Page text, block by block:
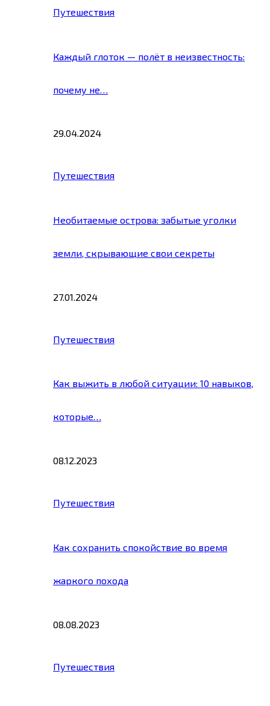
Путешествия
Каждый глоток — полёт в неизвестность:
почему не…
29.04.2024
Путешествия
Необитаемые острова: забытые уголки
земли, скрывающие свои секреты
27.01.2024
Путешествия
Как выжить в любой ситуации: 10 навыков,
которые…
08.12.2023
Путешествия
Как сохранить спокойствие во время
жаркого похода
08.08.2023
Путешествия